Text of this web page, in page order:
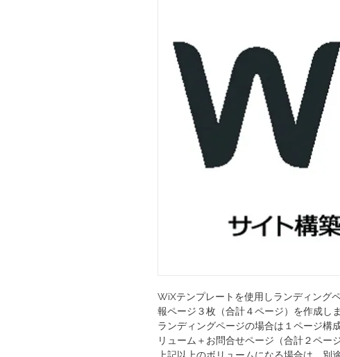
WiXテンプレートを使用しランディング
報ページ３枚（合計４ページ）を作成しま
ランディングページの場合は１ページ構
リューム＋お問合せページ（合計２ペー